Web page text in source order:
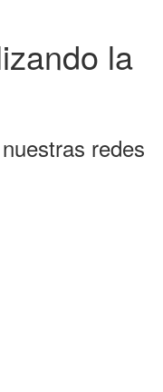
la
redes